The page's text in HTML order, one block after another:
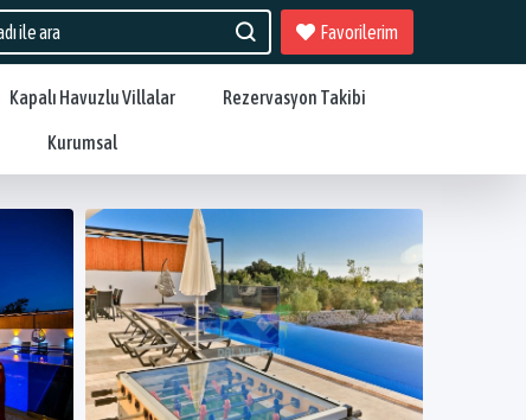
Favorilerim
Kapalı Havuzlu Villalar Rezervasyon Takibi
Kurumsal